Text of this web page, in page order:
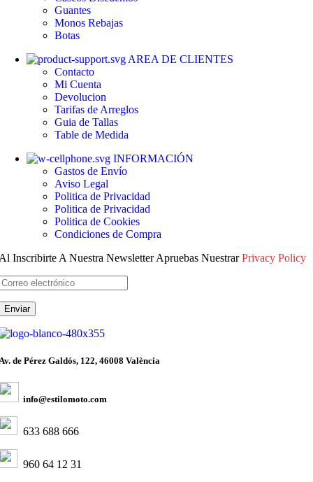
Guantes
Monos Rebajas
Botas
AREA DE CLIENTES
Contacto
Mi Cuenta
Devolucion
Tarifas de Arreglos
Guia de Tallas
Table de Medida
INFORMACIÓN
Gastos de Envío
Aviso Legal
Politica de Privacidad
Politica de Privacidad
Politica de Cookies
Condiciones de Compra
Inscribirte A Nuestra Newsletter Apruebas NuestrarPrivacy Policy
de Pérez Galdós, 122, 46008 València
info@estilomoto.com
633 688 666
960 64 12 31